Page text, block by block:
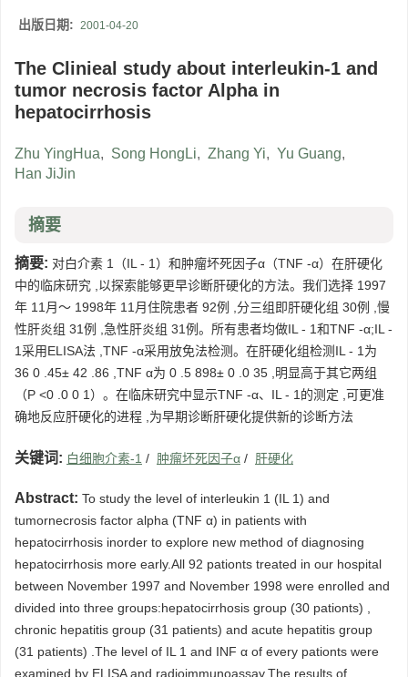
出版日期: 2001-04-20
The Clinieal study about interleukin-1 and
tumor necrosis factor Alpha in
hepatocirrhosis
Zhu YingHua, Song HongLi, Zhang Yi, Yu Guang,
Han JiJin
摘要
摘要: 对白介素 1（IL - 1）和肿瘤坏死因子α（TNF -α）在肝硬化
中的临床研究 ,以探索能够更早诊断肝硬化的方法。我们选择 1997
年 11月～ 1998年 11月住院患者 92例 ,分三组即肝硬化组 30例 ,慢
性肝炎组 31例 ,急性肝炎组 31例。所有患者均做IL - 1和TNF -α;IL -
1采用ELISA法 ,TNF -α采用放免法检测。在肝硬化组检测IL - 1为
36 0 .45± 42 .86 ,TNF α为 0 .5 898± 0 .0 35 ,明显高于其它两组
（P <0 .0 0 1）。在临床研究中显示TNF -α、IL - 1的测定 ,可更准
确地反应肝硬化的进程 ,为早期诊断肝硬化提供新的诊断方法
关键词: 白细胞介素-1 / 肿瘤坏死因子α / 肝硬化
Abstract: To study the level of interleukin 1 (IL 1) and
tumornecrosis factor alpha (TNF α) in patients with
hepatocirrhosis inorder to explore new method of diagnosing
hepatocirrhosis more early.All 92 pationts treated in our hospital
between November 1997 and November 1998 were enrolled and
divided into three groups:hepatocirrhosis group (30 pationts) ,
chronic hepatitis group (31 patients) and acute hepatitis group
(31 patients) .The level of IL 1 and INF α of every pationts were
examined by ELISA and radioimmunoassay.The results of